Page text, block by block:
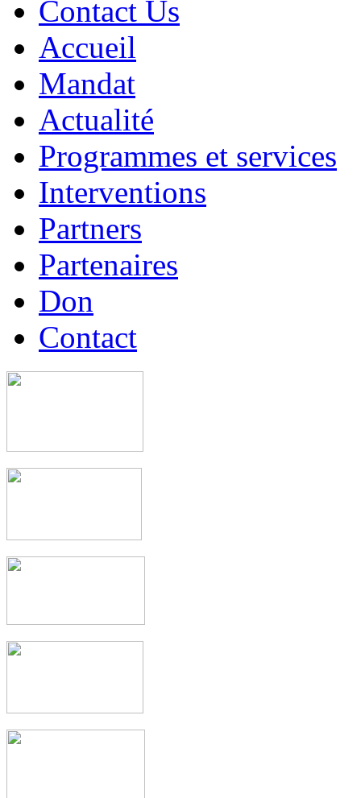
Contact Us
Accueil
Mandat
Actualité
Programmes et services
Interventions
Partners
Partenaires
Don
Contact